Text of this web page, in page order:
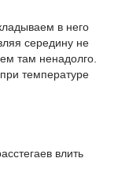
в него
середину не
там ненадолго.
температуре
влить